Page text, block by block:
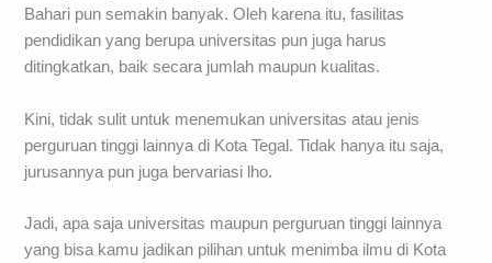
Bahari pun semakin banyak. Oleh karena itu, fasilitas
pendidikan yang berupa universitas pun juga harus
ditingkatkan, baik secara jumlah maupun kualitas.
Kini, tidak sulit untuk menemukan universitas atau jenis
perguruan tinggi lainnya di Kota Tegal. Tidak hanya itu saja,
jurusannya pun juga bervariasi lho.
Jadi, apa saja universitas maupun perguruan tinggi lainnya
yang bisa kamu jadikan pilihan untuk menimba ilmu di Kota